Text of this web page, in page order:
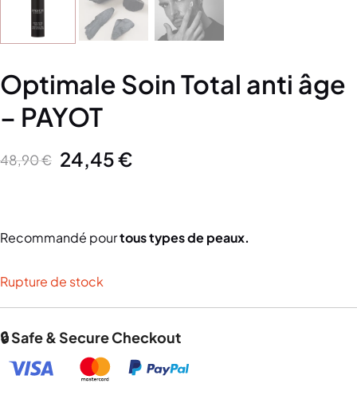
Optimale Soin Total anti âge
– PAYOT
48,90€ 24,45€
Recommandé pourtous types de peaux.
Rupture de stock
🔒 Safe & Secure Checkout